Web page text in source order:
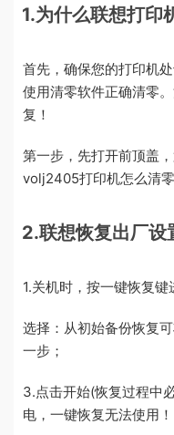
1.为什么联想打印
首先，确保您的打印机
使用清零软件正确清零
复！
第一步，先打开前顶盖
volj2405打印机怎么清零
2.联想恢复出厂设
1.关机时，按一键恢复键
选择：从初始备份恢复
一步；
3.点击开始(恢复过程中
电，一键恢复无法使用！